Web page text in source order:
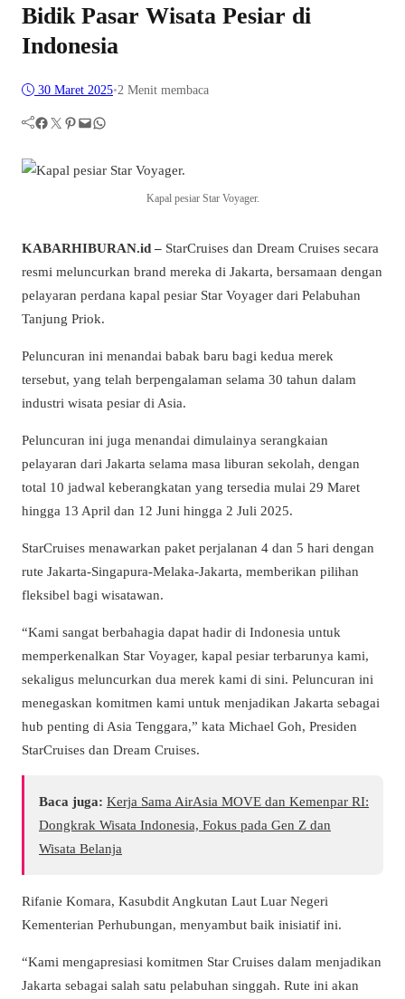
Bidik Pasar Wisata Pesiar di
Indonesia
30 Maret 2025•2 Menit membaca
Facebook Twitter Pinterest Mail WhatsApp
Kapal pesiar Star Voyager.
KABARHIBURAN.id – StarCruises dan Dream Cruises secara
resmi meluncurkan brand mereka di Jakarta, bersamaan dengan
pelayaran perdana kapal pesiar Star Voyager dari Pelabuhan
Tanjung Priok.
Peluncuran ini menandai babak baru bagi kedua merek
tersebut, yang telah berpengalaman selama 30 tahun dalam
industri wisata pesiar di Asia.
Peluncuran ini juga menandai dimulainya serangkaian
pelayaran dari Jakarta selama masa liburan sekolah, dengan
total 10 jadwal keberangkatan yang tersedia mulai 29 Maret
hingga 13 April dan 12 Juni hingga 2 Juli 2025.
StarCruises menawarkan paket perjalanan 4 dan 5 hari dengan
rute Jakarta-Singapura-Melaka-Jakarta, memberikan pilihan
fleksibel bagi wisatawan.
“Kami sangat berbahagia dapat hadir di Indonesia untuk
memperkenalkan Star Voyager, kapal pesiar terbarunya kami,
sekaligus meluncurkan dua merek kami di sini. Peluncuran ini
menegaskan komitmen kami untuk menjadikan Jakarta sebagai
hub penting di Asia Tenggara,” kata Michael Goh, Presiden
StarCruises dan Dream Cruises.
Baca juga: Kerja Sama AirAsia MOVE dan Kemenpar RI:
Dongkrak Wisata Indonesia, Fokus pada Gen Z dan
Wisata Belanja
Rifanie Komara, Kasubdit Angkutan Laut Luar Negeri
Kementerian Perhubungan, menyambut baik inisiatif ini.
“Kami mengapresiasi komitmen Star Cruises dalam menjadikan
Jakarta sebagai salah satu pelabuhan singgah. Rute ini akan